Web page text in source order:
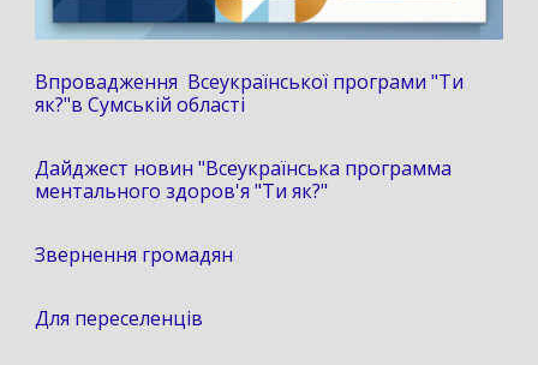
Впровадження Всеукраїнської програми "Ти
як?"в Сумській області
Дайджест новин "Всеукраїнська программа
ментального здоров'я "Ти як?"
Звернення громадян
Для переселенців